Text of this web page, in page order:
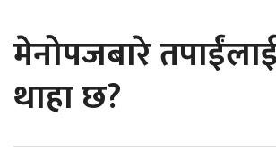
मेनोपजबारे
थाहा छ?